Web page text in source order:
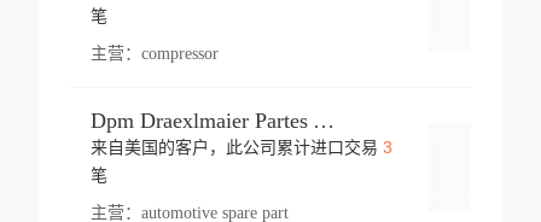
笔
主营： compressor
Dpm Draexlmaier Partes Automotrices Corr Ind Huejotzingo
来自美国的客户，此公司累计进口交易 3
笔
主营： automotive spare part